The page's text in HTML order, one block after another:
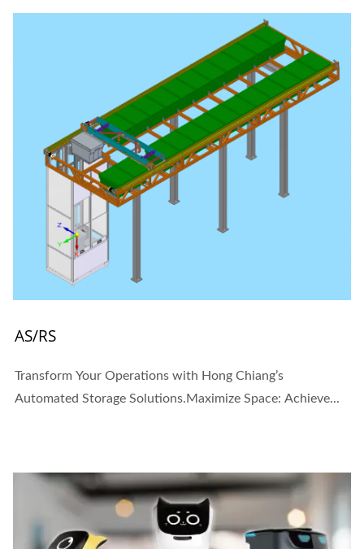
AS/RS
Transform Your Operations with Hong Chiang’s
Automated Storage Solutions.Maximize Space: Achieve...